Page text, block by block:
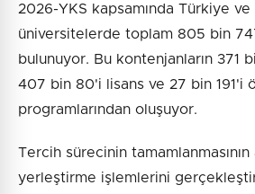
2026-YKS kapsamında Türkiye
üniversitelerde toplam 805 bin
bulunuyor. Bu kontenjanların 371
407 bin 80'i lisans ve 27 bin 191'i
programlarından oluşuyor.
Tercih sürecinin tamamlanmasının
yerleştirme işlemlerini